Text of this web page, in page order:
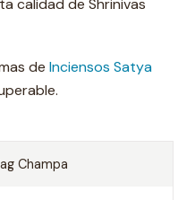
calidad de Shrinivas
de Inciensos Satya
Champa